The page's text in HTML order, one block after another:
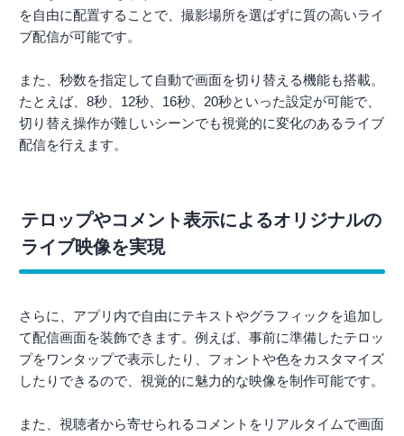
を自由に配置することで、撮影場所を選ばずに質の高いライ
ブ配信が可能です。
また、秒数を指定して自動で画面を切り替える機能も搭載。
たとえば、8秒、12秒、16秒、20秒といった設定が可能で、
切り替え操作が難しいシーンでも視覚的に変化のあるライブ
配信を行えます。
テロップやコメント表示によるオリジナルの
ライブ映像を実現
さらに、アプリ内で自由にテキストやグラフィックを追加し
て配信画面を装飾できます。例えば、事前に準備したテロッ
プをワンタップで表示したり、フォントや色をカスタマイズ
したりできるので、視覚的に魅力的な映像を制作可能です。
また、視聴者から寄せられるコメントをリアルタイムで画面